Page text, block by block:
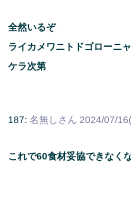
全然いるぞ
ライカメワニトドゴローニ
ケラ次第
187: 名無しさん 2024/07/
これで60食材妥協できなく